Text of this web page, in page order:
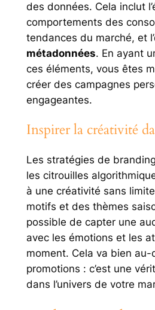
des données. Cela inclut
comportements des
tendances du marché, et
métadonnées. En ayant
ces éléments, vous êtes
créer des campagnes
engageantes.
Inspirer la créativité
Les stratégies de
les citrouilles
à une créativité sans
motifs et des thèmes
possible de capter une
avec les émotions et les
moment. Cela va bien
promotions : c’est une
dans l’univers de votre